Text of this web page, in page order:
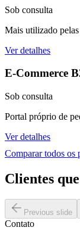
Sob consulta
Mais utilizado
Ver detalhes
E-Commerce
Sob consulta
Portal próprio de
Ver detalhes
Comparar todos os
Clientes
Previous slide
Contato